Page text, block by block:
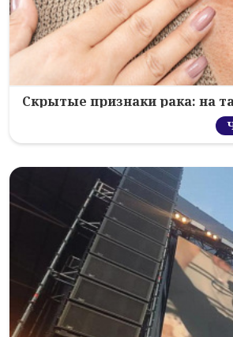
Скрытые признаки рака: на